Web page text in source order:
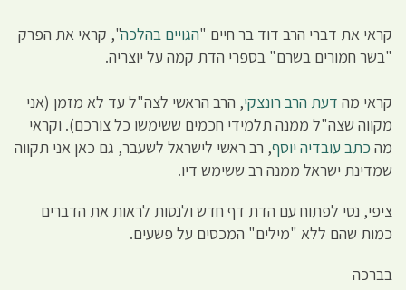
קראי את דברי הרב דוד בר חיים "הגויים בהלכה", קראי את הפרק
"בשר חמורים בשרם" בספרי הדת קמה על יוצריה.
קראי מה דעת הרב רונצקי, הרב הראשי לצה"ל עד לא מזמן (אני
מקווה שצה"ל ממנה תלמידי חכמים ששימשו כל צורכם). וקראי
מה כתב עובדיה יוסף, רב ראשי לישראל לשעבר, גם כאן אני תקווה
שמדינת ישראל ממנה רב ששימש דיו.
ציפי, נסי לפתוח עם הדת דף חדש ולנסות לראות את הדברים
כמות שהם ללא "מילים" המכסים על פשעים.
בברכה